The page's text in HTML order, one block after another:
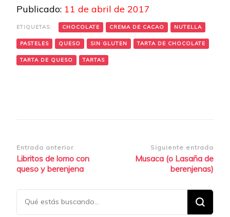
Publicado: 11 de abril de 2017
ETIQUETAS: CHOCOLATE CREMA DE CACAO NUTELLA
PASTELES QUESO SIN GLUTEN TARTA DE CHOCOLATE
TARTA DE QUESO TARTAS
Navegación
de
entradas
Entrada anterior
Libritos de lomo con
queso y berenjena
Siguiente entrada
Musaca (o Lasaña de
berenjenas)
¿Buscas
algo?